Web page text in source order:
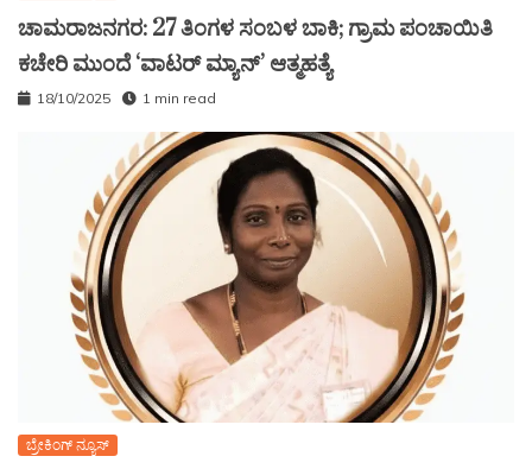
ಚಾಮರಾಜನಗರ: 27 ತಿಂಗಳ ಸಂಬಳ ಬಾಕಿ; ಗ್ರಾಮ ಪಂಚಾಯಿತಿ
ಕಚೇರಿ ಮುಂದೆ ‘ವಾಟರ್ ಮ್ಯಾನ್’ ಆತ್ಮಹತ್ಯೆ
18/10/2025 1 min read
ಬ್ರೇಕಿಂಗ್ ನ್ಯೂಸ್